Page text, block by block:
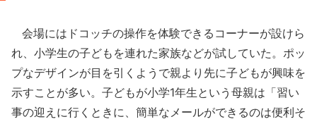
会場にはドコッチの操作を体験できるコーナーが設けら
れ、小学生の子どもを連れた家族などが試していた。ポッ
プなデザインが目を引くようで親より先に子どもが興味を
示すことが多い。子どもが小学1年生という母親は「習い
事の迎えに行くときに、簡単なメールができるのは便利そ